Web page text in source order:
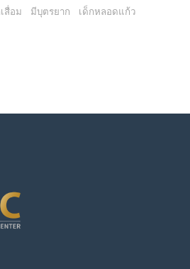
สื่อม มีบุตรยาก เด็กหลอดแก้ว